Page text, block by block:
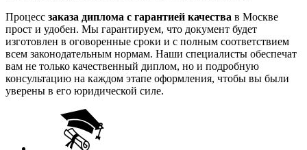
Процесс заказа диплома с гарантией качества в Москве
прост и удобен. Мы гарантируем, что документ будет
изготовлен в оговоренные сроки и с полным соответствием
всем законодательным нормам. Наши специалисты обеспечат
вам не только качественный диплом, но и подробную
консультацию на каждом этапе оформления, чтобы вы были
уверены в его юридической силе.